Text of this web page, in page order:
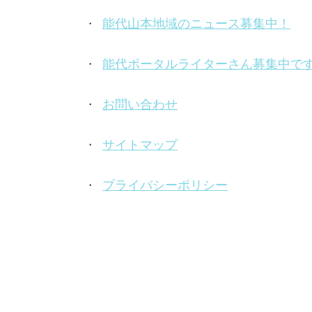
能代山本地域のニュース募集中！
能代ポータルライターさん募集中で
お問い合わせ
サイトマップ
プライバシーポリシー